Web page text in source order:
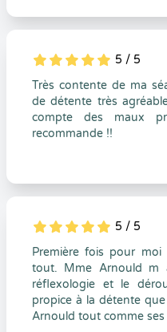
5
1
5
0 5 / 5
Très contente de ma
de détente très
compte des maux
recommande !!
5
1
5
0 5 / 5
Première fois pour
tout. Mme Arnould m
réflexologie et le
propice à la détente
Arnould tout comme ses